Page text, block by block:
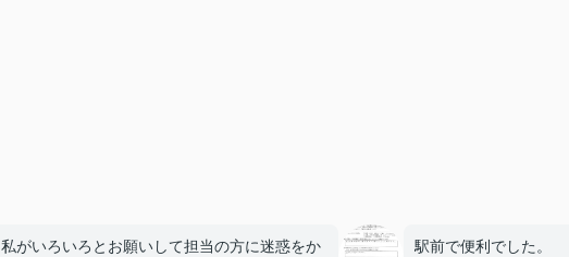
私がいろいろとお願いして担当の方に迷惑をか
駅前で便利でした。